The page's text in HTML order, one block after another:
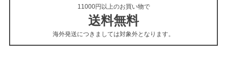
11000円以上のお買い物で
送料無料
海外発送につきましては対象外となります。